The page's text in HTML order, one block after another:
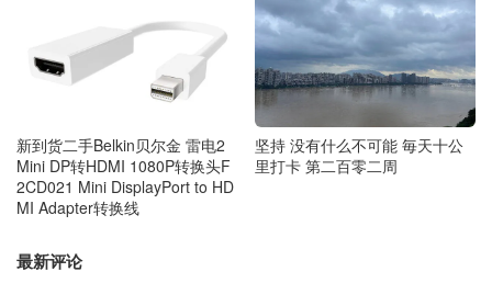
新到货二手Belkin贝尔金 雷电2
Mini DP转HDMI 1080P转换头F
2CD021 Mini DisplayPort to HD
MI Adapter转换线
坚持 没有什么不可能 毎天十公
里打卡 第二百零二周
最新评论